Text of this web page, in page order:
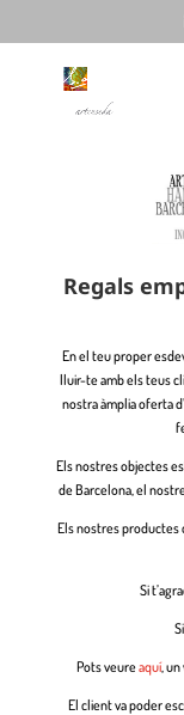
Regals
En el teu proper
lluir-te amb els teus
nostra àmplia oferta
Els nostres objectes
de Barcelona, el
Els nostres productes
Si
Pots veureaquí,
El client va poder